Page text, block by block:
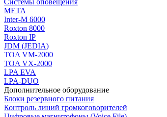
Системы оповещения
МЕТА
Inter-M 6000
Roxton 8000
Roxton IP
JDM (JEDIA)
TOA VM-2000
TOA VX-2000
LPA EVA
LPA-DUO
Дополнительное оборудование
Блоки резервного питания
Контроль линий громкоговорителей